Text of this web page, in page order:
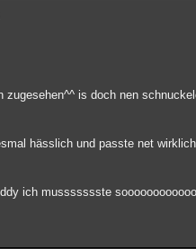
zugesehen^^ is doch nen
hässlich und passte net
ich mussssssste